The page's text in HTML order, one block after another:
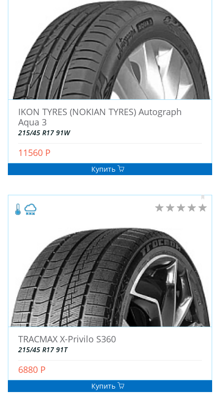
ЗИМНИЕ
ВСЕСЕЗОННЫЕ
ЛИТЫЕ
ДЛЯ ГРУЗОВЫХ АВТО
ДЛЯ ЛЕГКОВЫХ АВТО
ШИНЫ
ДИСКИ
АККУМУЛЯТОРЫ
IKON TYRES (NOKIAN TYRES) Autograph
Aqua 3
215/45 R17 91W
11560 Р
Купить
TRACMAX X-Privilo S360
215/45 R17 91T
6880 Р
Купить